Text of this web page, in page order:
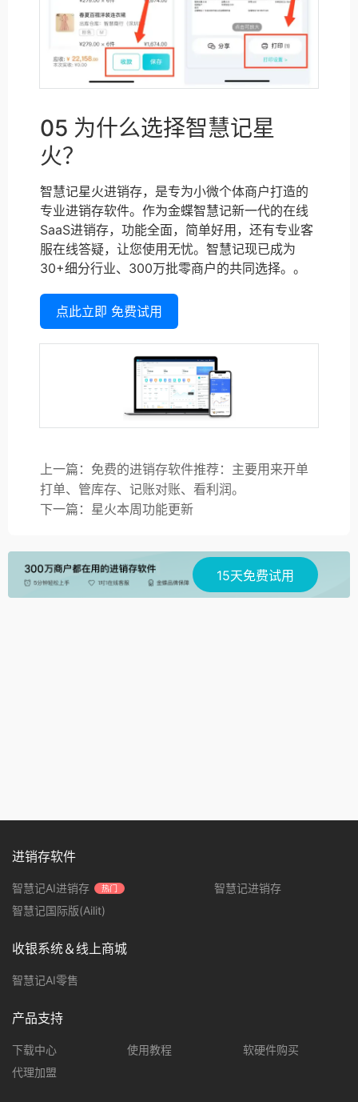
05 为什么选择智慧记星
火？
智慧记星火进销存，是专为小微个体商户打造的
专业进销存软件。作为金蝶智慧记新一代的在线
SaaS进销存，功能全面，简单好用，还有专业客
服在线答疑，让您使用无忧。智慧记现已成为
30+细分行业、300万批零商户的共同选择。。
点此立即 免费试用
上一篇：免费的进销存软件推荐：主要用来开单
打单、管库存、记账对账、看利润。
下一篇：星火本周功能更新
15天免费试用
进销存软件
智慧记AI进销存 热门
智慧记进销存
智慧记国际版(Ailit)
收银系统＆线上商城
智慧记AI零售
产品支持
下载中心 使用教程
软硬件购买
代理加盟